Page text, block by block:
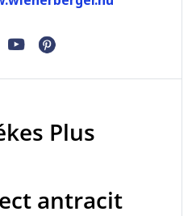
Plus
antracit